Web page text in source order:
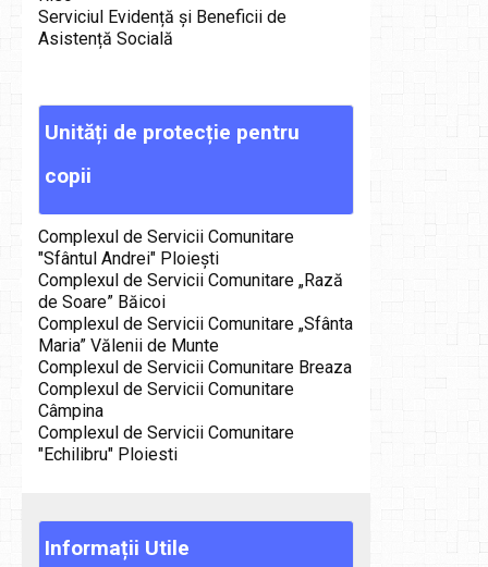
Serviciul Evidență și Beneficii de
Asistență Socială
Unități de protecție pentru
copii
Complexul de Servicii Comunitare
"Sfântul Andrei" Ploieşti
Complexul de Servicii Comunitare „Rază
de Soare” Băicoi
Complexul de Servicii Comunitare „Sfânta
Maria” Vălenii de Munte
Complexul de Servicii Comunitare Breaza
Complexul de Servicii Comunitare
Câmpina
Complexul de Servicii Comunitare
"Echilibru" Ploiesti
Informații Utile